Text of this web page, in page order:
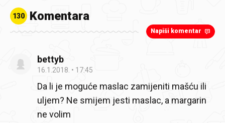
130 Komentara
Napiši komentar
bettyb
16.1.2018. 17:45
Da li je moguće maslac zamijeniti mašću ili
uljem? Ne smijem jesti maslac, a margarin
ne volim